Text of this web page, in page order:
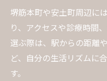
噛み合わせ調整
歯医者選びで
口コミで噛み合
堺筋本町や安土町周辺に
り、アクセスや診療時間
選ぶ際は、駅からの距離
ど、自分の生活リズムに
す。